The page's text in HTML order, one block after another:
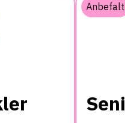
Anbefalt